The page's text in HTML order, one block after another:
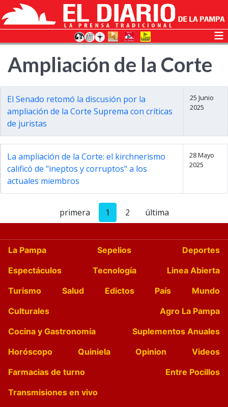
Ampliación de la Corte
El Senado retomó la discusión por la
ampliación de la Corte Suprema con críticas
de juristas
25 Junio
2025
La ampliación de la Corte: el kirchnerismo
calificó de "ineptos y corruptos" a los
actuales miembros
28 Mayo
2025
primera 1 2 última
La Pampa Sepelios
Deportes
Espectáculos
Tecnología
Linea Abierta
Turismo
Salud Edictos País
Mundo
Culturales
Agro La Pampa
Cocina y Gastronomía
Suplementos Anuales
Horóscopo
Quiniela Opinion
Videos
Farmacias de turno
Entre Pocillos
Transmisiones en vivo